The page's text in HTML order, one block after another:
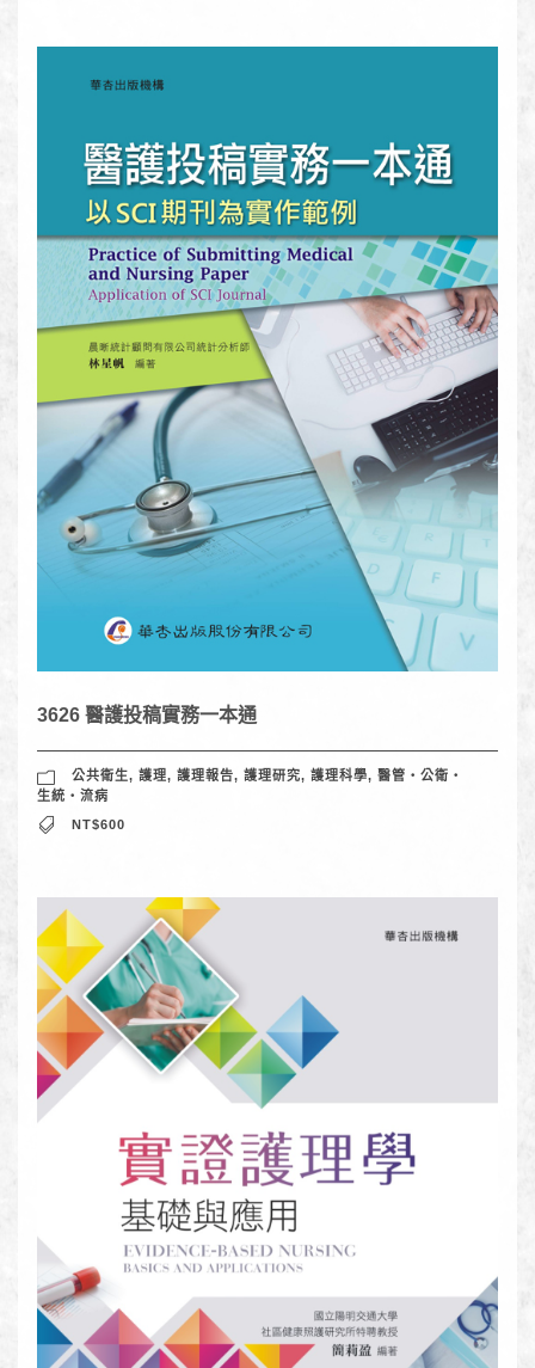
3626 醫護投稿實務一本通
公共衛生, 護理, 護理報告, 護理研究, 護理科學, 醫管‧公衛‧
生統‧流病
NT$600